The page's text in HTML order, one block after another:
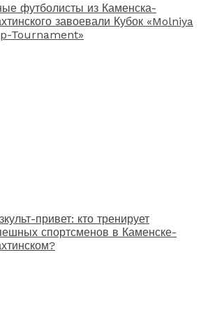
футболисты из Каменска-
завоевали Кубок «Molniya
Tournament»
привет: кто тренирует
спортсменов в Каменске-